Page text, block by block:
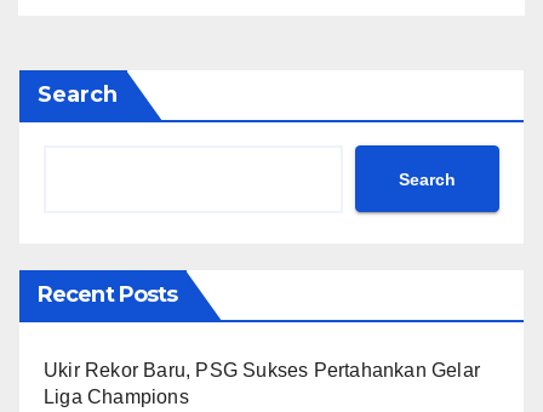
Search
Search
Recent Posts
Ukir Rekor Baru, PSG Sukses Pertahankan Gelar
Liga Champions